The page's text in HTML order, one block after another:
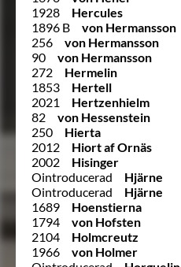
1928
Hercules
1896 B
von Hermansson
256
von Hermansson
90
von Hermansson
272
Hermelin
1853
Hertell
2021
Hertzenhielm
82
von Hessenstein
250
Hierta
2012
Hiort af Ornäs
2002
Hisinger
Ointroducerad
Hjärne
Ointroducerad
Hjärne
1689
Hoenstierna
1794
von Hofsten
2104
Holmcreutz
1966
von Holmer